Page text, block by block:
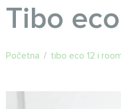
Tibo
Početna / tibo eco 12 i